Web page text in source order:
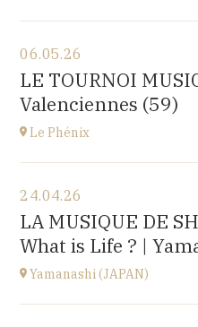
Salle multi-activités (du
3 rue du Partage, 25410
à17H00
06.05.26
LE TOURNOI
Valenciennes (59)
Le Phénix
Le Phénix, Grand Théâtre,
Boulevard Harpignies,
à19H00
Accéder au site
24.04.26
LA MUSIQUE DE
What is Life ? |
Yamanashi (JAPAN)